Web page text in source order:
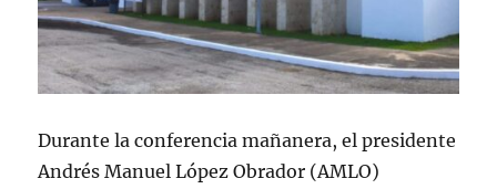
Durante la conferencia mañanera, el presidente
Andrés Manuel López Obrador (AMLO)